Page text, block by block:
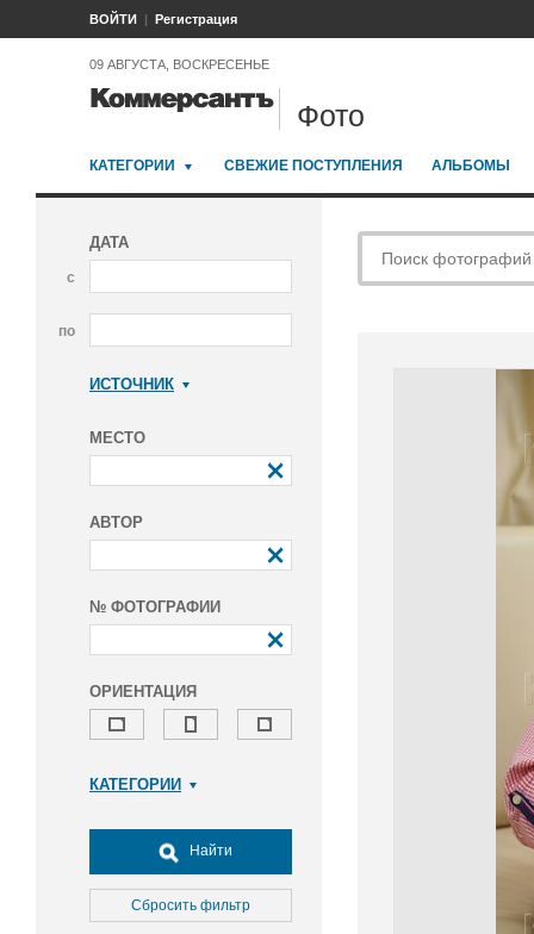
ВОЙТИ Регистрация
09 АВГУСТА, ВОСКРЕСЕНЬЕ
Фото
КАТЕГОРИИ СВЕЖИЕ ПОСТУПЛЕНИЯ АЛЬБОМЫ
ДАТА
с
по
ИСТОЧНИК
МЕСТО
АВТОР
№ ФОТОГРАФИИ
ОРИЕНТАЦИЯ
КАТЕГОРИИ
Досуг, туризм и отдых
Культура
Медицина
Найти
Сбросить фильтр